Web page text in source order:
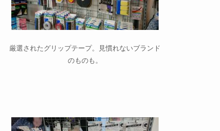
厳選されたグリップテープ。見慣れないブランド
のものも。